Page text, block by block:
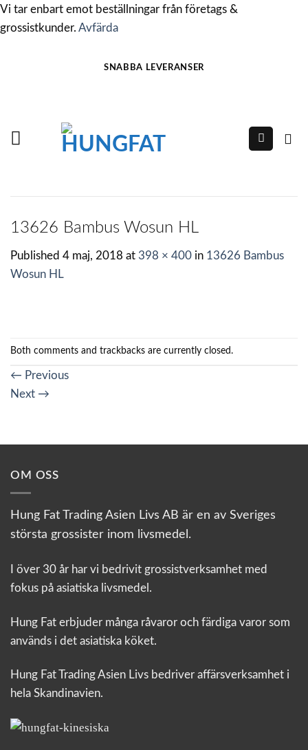
Vi tar enbart emot beställningar från företags &
grossistkunder. Avfärda
SNABBA LEVERANSER
13626 Bambus Wosun HL
Published 4 maj, 2018 at 398 × 400 in 13626 Bambus
Wosun HL
Both comments and trackbacks are currently closed.
← Previous
Next →
OM OSS
Hung Fat Trading Asien Livs AB är en av Sveriges
största grossister inom livsmedel.
I över 30 år har vi bedrivit grossistverksamhet med
fokus på asiatiska livsmedel.
Hung Fat erbjuder många råvaror och färdiga varor som
används i det asiatiska köket.
Hung Fat Trading Asien Livs bedriver affärsverksamhet i
hela Skandinavien.